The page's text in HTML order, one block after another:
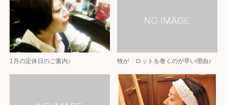
1月の定休日のご案内♪ 牧が ロットを巻くのが早い理由♪